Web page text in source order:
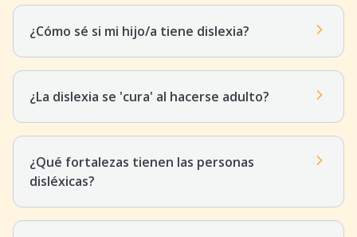
¿Cómo sé si mi hijo/a tiene dislexia?
¿La dislexia se 'cura' al hacerse adulto?
¿Qué fortalezas tienen las personas
disléxicas?